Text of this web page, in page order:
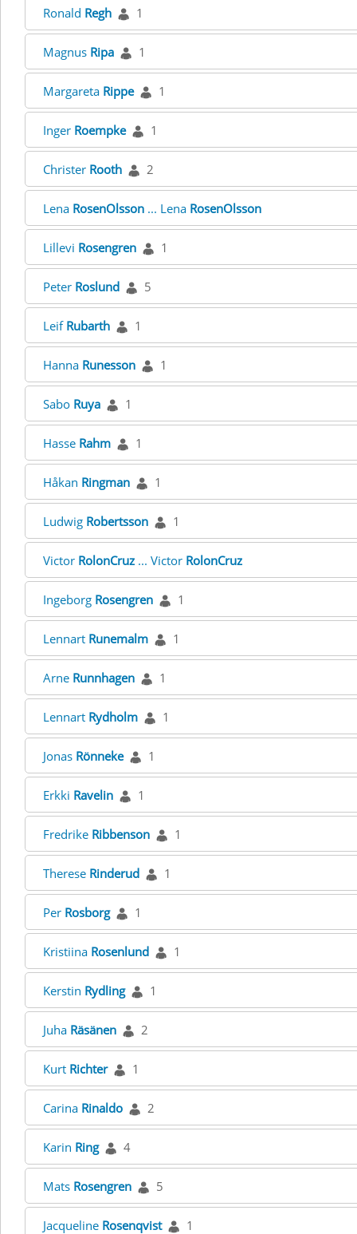
Ronald Regh 1
Magnus Ripa 1
Margareta Rippe 1
Inger Roempke 1
Christer Rooth 2
Lena RosenOlsson ... Lena RosenOlsson
Lillevi Rosengren 1
Peter Roslund 5
Leif Rubarth 1
Hanna Runesson 1
Sabo Ruya 1
Hasse Rahm 1
Håkan Ringman 1
Ludwig Robertsson 1
Victor RolonCruz ... Victor RolonCruz
Ingeborg Rosengren 1
Lennart Runemalm 1
Arne Runnhagen 1
Lennart Rydholm 1
Jonas Rönneke 1
Erkki Ravelin 1
Fredrike Ribbenson 1
Therese Rinderud 1
Per Rosborg 1
Kristiina Rosenlund 1
Kerstin Rydling 1
Juha Räsänen 2
Kurt Richter 1
Carina Rinaldo 2
Karin Ring 4
Mats Rosengren 5
Jacqueline Rosenqvist 1